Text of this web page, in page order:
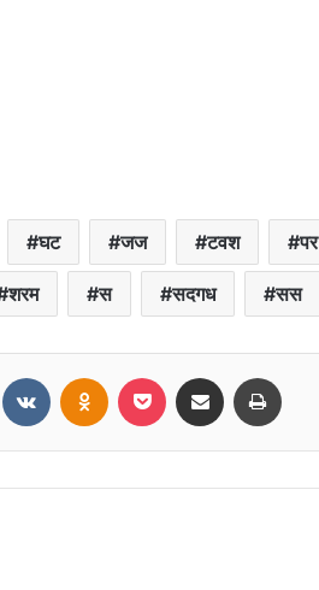
घट जज टवश पर
शरम स सदगध सस
Reddit VKontakteOdnoklassniki
Pocket Share via Email